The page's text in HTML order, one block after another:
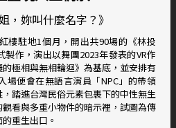
，妳叫什麼名字？》
樓駐地1個月，開出共90場的《林投
作，演出以舞團2023年發表的VR作
極相與無相輪迴》為基底，並安排有
場便會在無語言演員「NPC」的帶領
踏進台灣民俗元素包裹下的中性無生
看與多重小物件的暗示裡，試圖為傳
重生出口。